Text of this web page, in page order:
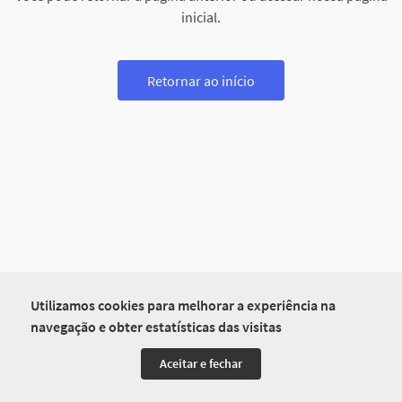
Utilizamos cookies para melhorar a experiência na
navegação e obter estatísticas das visitas
Aceitar e fechar
inicial.
Retornar ao início